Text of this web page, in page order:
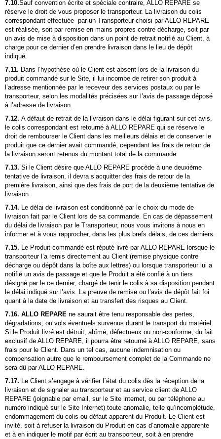
7.10.Sauf convention écrite et spéciale contraire, ALLO REPARE se
réserve le droit de vous proposer le transporteur. La livraison du colis
correspondant effectuée par un Transporteur choisi parALLO REPARE
est réalisée, soit par remise en mains propres contre décharge, soit par
un avis de mise à disposition dans un point de retrait notifié au Client, à
charge pour ce dernier d’en prendre livraison dans le lieu de dépôt
indiqué.
7.11. Dans l’hypothèse où le Client est absent lors de la livraison du
produit commandé sur le Site, il lui incombe de retirer son produit à
l’adresse mentionnée par le receveur des services postaux ou par le
transporteur, selon les modalités précisées sur l’avis de passage déposé
à l’adresse de livraison.
7.12. A défaut de retrait de la livraison dans le délai figurant sur cet avis,
le colis correspondant est retourné àALLO REPARE qui se réserve le
droit de rembourser le Client dans les meilleurs délais et de conserver le
produit que ce dernier avait commandé, cependant les frais de retour de
la livraison seront retenus du montant total de la commande.
7.13. Si le Client désire que ALLO REPARE procède à une deuxième
tentative de livraison, il devra s’acquitter des frais de retour de la
première livraison, ainsi que des frais de port de la deuxième tentative de
livraison.
7.14. Le délai de livraison est conditionné par le choix du mode de
livraison fait par le Client lors de sa commande. En cas de dépassement
du délai de livraison par le Transporteur, nous vous invitons à nous en
informer et à vous rapprocher, dans les plus brefs délais, de ces derniers.
7.15. Le Produit commandé est réputé livré parALLO REPARE lorsque le
transporteur l’a remis directement au Client (remise physique contre
décharge ou dépôt dans la boîte aux lettres) ou lorsque transporteur lui a
notifié un avis de passage et que le Produit a été confié à un tiers
désigné par le ce dernier, chargé de tenir le colis à sa disposition pendant
le délai indiqué sur l’avis. La preuve de remise ou l’avis de dépôt fait foi
quant à la date de livraison et au transfert des risques au Client.
7.16. ALLO REPARE ne saurait être tenu responsable des pertes,
dégradations, ou vols éventuels survenus durant le transport du matériel.
Si le Produit livré est détruit, abîmé, défectueux ou non-conforme, du fait
exclusif de ALLO REPARE, il pourra être retourné àALLO REPARE, sans
frais pour le Client. Dans un tel cas, aucune indemnisation ou
compensation autre que le remboursement complet de la Commande ne
sera dû parALLO REPARE.
7.17. Le Client s’engage à vérifier l´état du colis dès la réception de la
livraison et de signaler au transporteur et au service client de ALLO
REPARE (joignable par email, sur le Site internet, ou par téléphone au
numéro indiqué sur le Site Internet) toute anomalie, telle qu’incomplétude,
endommagement du colis ou défaut apparent du Produit. Le Client est
invité, soit à refuser la livraison du Produit en cas d’anomalie apparente
et à en indiquer le motif par écrit au transporteur, soit à en prendre